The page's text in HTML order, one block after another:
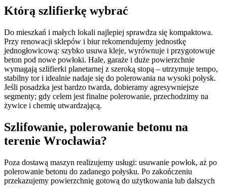
Którą szlifierkę wybrać
Do mieszkań i małych lokali najlepiej sprawdza się kompaktowa.
Przy renowacji sklepów i biur rekomendujemy jednostkę
jednogłowicową: szybko usuwa kleje, wyrównuje i przygotowuje
beton pod nowe powłoki. Hale, garaże i duże powierzchnie
wymagają szlifierki planetarnej z szeroką stopą – utrzymuje tempo,
stabilny tor i idealnie nadaje się do polerowania na wysoki połysk.
Jeśli posadzka jest bardzo twarda, dobieramy agresywniejsze
segmenty; gdy celem jest finalne polerowanie, przechodzimy na
żywice i chemię utwardzającą.
Szlifowanie, polerowanie betonu na
terenie Wrocławia?
Poza dostawą maszyn realizujemy usługi: usuwanie powłok, aż po
polerowanie betonu do zadanego połysku. Po zakończeniu
przekazujemy powierzchnię gotową do użytkowania lub dalszych